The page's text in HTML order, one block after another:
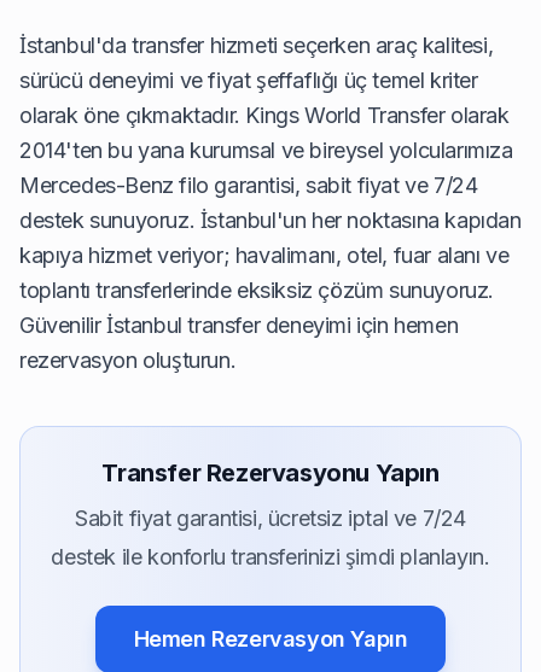
İstanbul'da transfer hizmeti seçerken araç kalitesi,
sürücü deneyimi ve fiyat şeffaflığı üç temel kriter
olarak öne çıkmaktadır. Kings World Transfer olarak
2014'ten bu yana kurumsal ve bireysel yolcularımıza
Mercedes-Benz filo garantisi, sabit fiyat ve 7/24
destek sunuyoruz. İstanbul'un her noktasına kapıdan
kapıya hizmet veriyor; havalimanı, otel, fuar alanı ve
toplantı transferlerinde eksiksiz çözüm sunuyoruz.
Güvenilir İstanbul transfer deneyimi için hemen
rezervasyon oluşturun.
Transfer Rezervasyonu Yapın
Sabit fiyat garantisi, ücretsiz iptal ve 7/24
destek ile konforlu transferinizi şimdi planlayın.
Hemen Rezervasyon Yapın